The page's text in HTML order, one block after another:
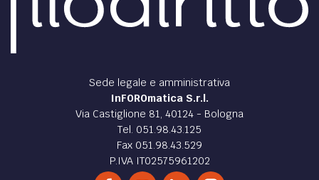
Sede legale e amministrativa
InFOROmatica S.r.l.
Via Castiglione 81, 40124 - Bologna
Tel. 051.98.43.125
Fax 051.98.43.529
P.IVA IT02575961202